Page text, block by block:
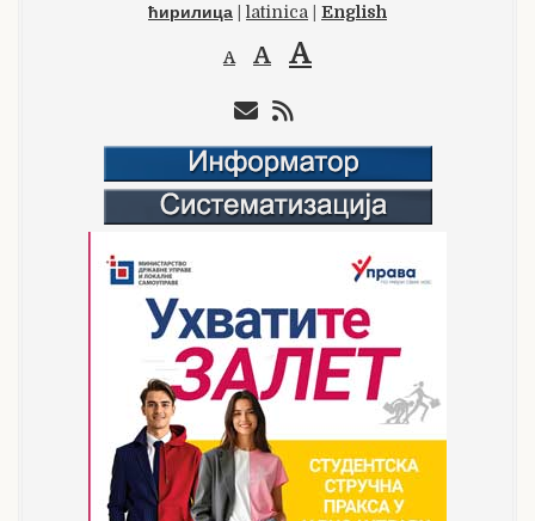
ћирилица latinica English
A A A